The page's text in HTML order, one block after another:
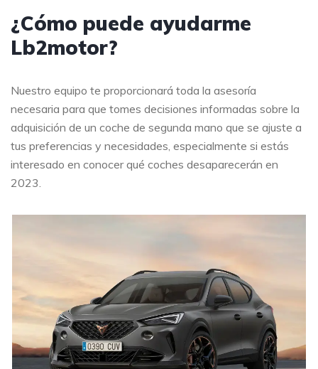
¿Cómo puede ayudarme
Lb2motor?
Nuestro equipo te proporcionará toda la asesoría
necesaria para que tomes decisiones informadas sobre la
adquisición de un coche de segunda mano que se ajuste a
tus preferencias y necesidades, especialmente si estás
interesado en conocer qué coches desaparecerán en
2023.